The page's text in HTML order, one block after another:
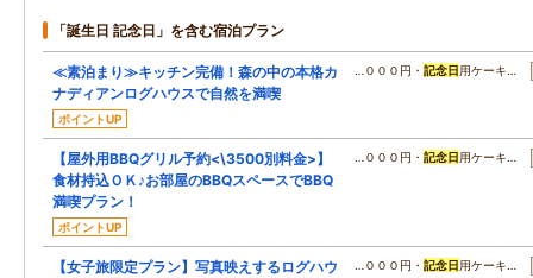
「誕生日 記念日」を含む宿泊プラン
≪素泊まり≫キッチン完備！森の中の本格カ
ナディアンログハウスで自然を満喫
ポイントUP
…０００円・ 記念日 用ケーキ…
【屋外用BBQグリル予約<\3500別料金>】
食材持込ＯＫ♪お部屋のBBQスペースでBBQ
満喫プラン！
ポイントUP
…０００円・ 記念日 用ケーキ…
【女子旅限定プラン】写真映えするログハウ
…０００円・ 記念日 用ケーキ…